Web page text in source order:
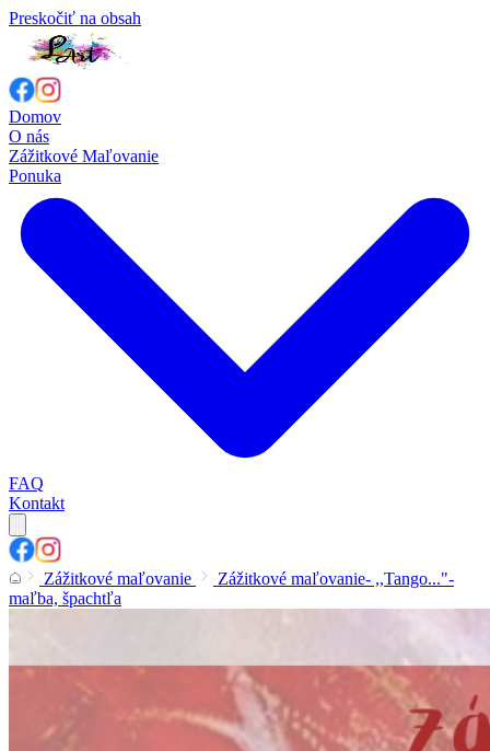
Preskočiť na obsah
Domov
O nás
Zážitkové Maľovanie
Ponuka
FAQ
Kontakt
Zážitkové maľovanie
Zážitkové maľovanie- ,,Tango..."-
maľba, špachtľa